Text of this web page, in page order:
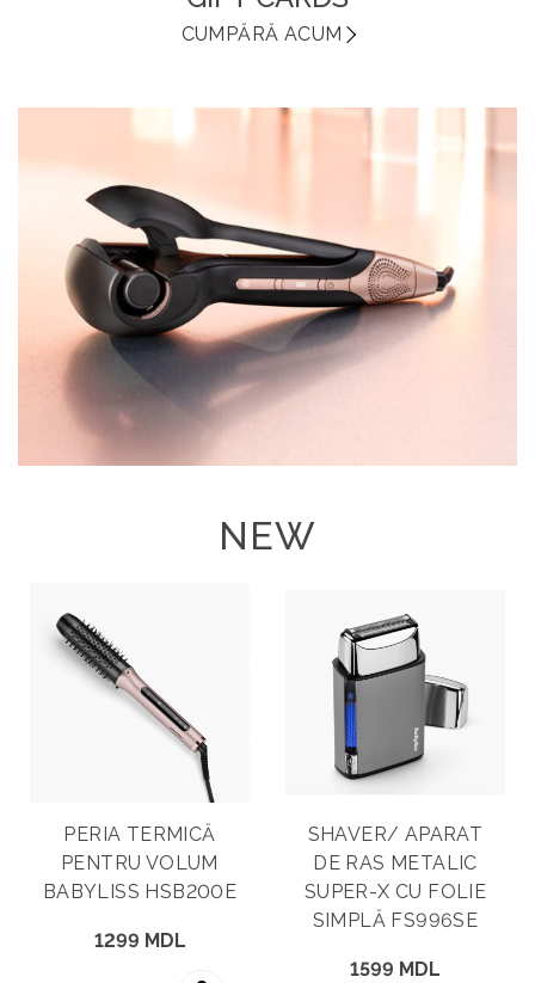
CUMPĂRĂ ACUM
NEW
PREVIZUALIZARE
PERIA TERMICĂ
PENTRU VOLUM
BABYLISS HSB200E
1299 MDL
PREVIZUALIZARE
SHAVER/ APARAT
DE RAS METALIC
SUPER-X CU FOLIE
SIMPLĂ FS996SE
1599 MDL